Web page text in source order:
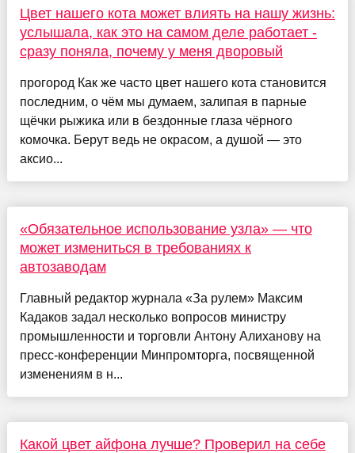
Цвет нашего кота может влиять на нашу жизнь:
услышала, как это на самом деле работает -
сразу поняла, почему у меня дворовый
прогород Как же часто цвет нашего кота становится
последним, о чём мы думаем, залипая в парные
щёчки рыжика или в бездонные глаза чёрного
комочка. Берут ведь не окрасом, а душой — это
аксио...
«Обязательное использование узла» — что
может измениться в требованиях к
автозаводам
Главный редактор журнала «За рулем» Максим
Кадаков задал несколько вопросов министру
промышленности и торговли Антону Алиханову на
пресс-конференции Минпромторга, посвященной
изменениям в н...
Какой цвет айфона лучше? Проверил на себе